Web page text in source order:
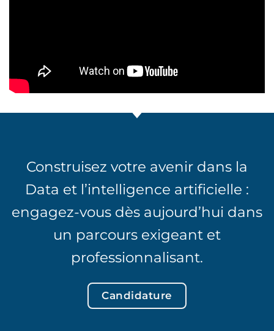
Construisez votre avenir dans la
Data et l’intelligence artificielle :
engagez-vous dès aujourd’hui dans
un parcours exigeant et
professionnalisant.
Candidature